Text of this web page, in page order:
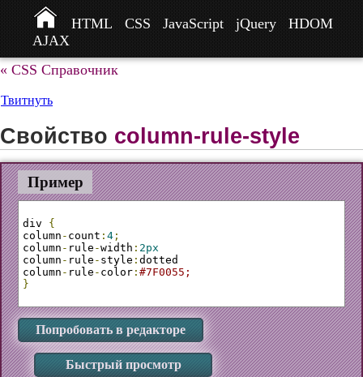
HTML CSS JavaScript jQuery
HDOM
AJAX
« CSS Справочник
Твитнуть
Свойство column-rule-style
Пример
div {
column - count : 4 ;
column - rule -width : 2px
column - rule - style : dotted
column - rule - color : #7F0055;
}
Попробовать в редакторе
Быстрый просмотр